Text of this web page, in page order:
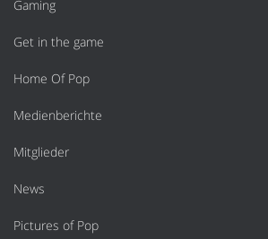
Gaming
Get in the game
Home Of Pop
Medienberichte
Mitglieder
News
Pictures of Pop